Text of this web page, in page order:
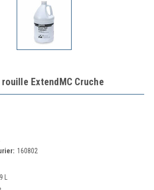
ExtendMC Cruche
160802